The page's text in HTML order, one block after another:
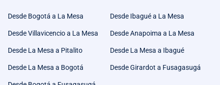
Desde Bogotá a La Mesa Desde Ibagué a La Mesa
Desde Villavicencio a La Mesa Desde Anapoima a La Mesa
Desde La Mesa a Pitalito Desde La Mesa a Ibagué
Desde La Mesa a Bogotá Desde Girardot a Fusagasugá